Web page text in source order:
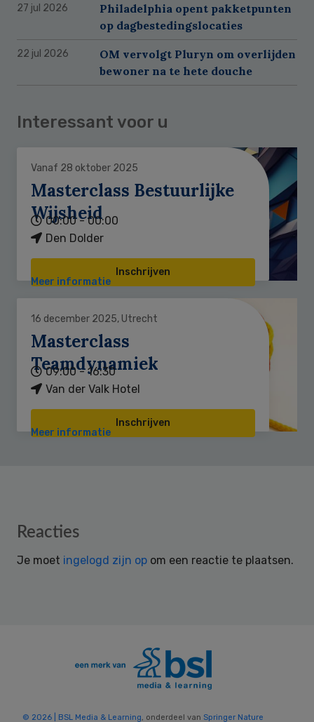
27 jul 2026
Philadelphia opent pakketpunten
op dagbestedingslocaties
22 jul 2026
OM vervolgt Pluryn om overlijden
bewoner na te hete douche
Interessant voor u
Vanaf 28 oktober 2025
Masterclass Bestuurlijke
Wijsheid
00:00 - 00:00
Den Dolder
Inschrijven
Meer informatie
16 december 2025, Utrecht
Masterclass
Teamdynamiek
09:00 - 16:30
Van der Valk Hotel
Inschrijven
Meer informatie
Reader
Reacties
Je moet ingelogd zijn op om een reactie te plaatsen.
© 2026 | BSL Media & Learning, onderdeel van Springer Nature